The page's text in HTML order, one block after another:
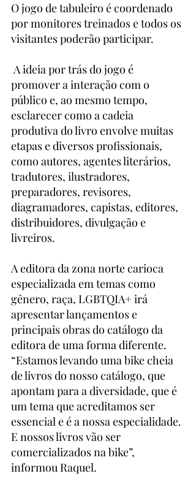
O jogo de tabuleiro é coordenado
por monitores treinados e todos os
visitantes poderão participar.
promover a interação com o
público e, ao mesmo tempo,
esclarecer como a cadeia
produtiva do livro envolve muitas
etapas e diversos profissionais,
como autores, agentes literários,
tradutores, ilustradores,
preparadores, revisores,
diagramadores, capistas, editores,
distribuidores, divulgação e
livreiros.
A editora da zona norte carioca
especializada em temas como
gênero, raça, LGBTQIA+ irá
apresentar lançamentos e
principais obras do catálogo da
editora de uma forma diferente.
“Estamos levando uma bike cheia
de livros do nosso catálogo, que
apontam para a diversidade, que é
um tema que acreditamos ser
essencial e é a nossa especialidade.
E nossos livros vão ser
comercializados na bike”,
informou Raquel.